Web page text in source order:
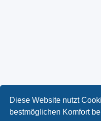
Diese Website nutzt
bestmöglichen Komfort